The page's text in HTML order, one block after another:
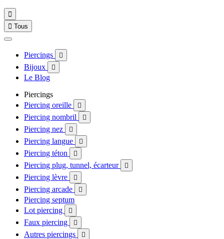

 Tous
Piercings 
Bijoux 
Le Blog
Piercings
Piercing oreille

Piercing nombril 
Piercing nez 
Piercing langue 
Piercing téton 
Piercing plug, tunnel, écarteur 
Piercing lèvre 
Piercing arcade 
Piercing septum
Lot piercing

Faux piercing 
Autres piercings 